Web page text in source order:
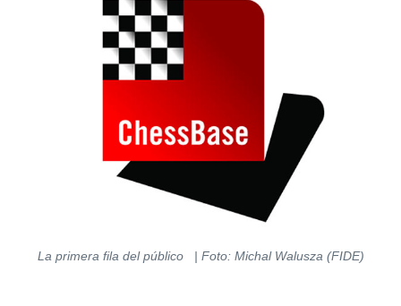
La primera fila del público | Foto: Michal Walusza (FIDE)